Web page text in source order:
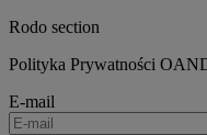
Rodo section
Polityka Prywatności
E-mail